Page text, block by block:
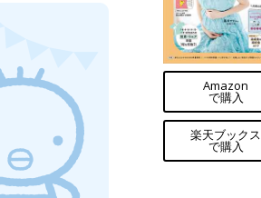
Amazon
で購入
楽天ブックス
で購入